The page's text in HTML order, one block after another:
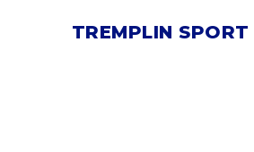
TREMPLIN